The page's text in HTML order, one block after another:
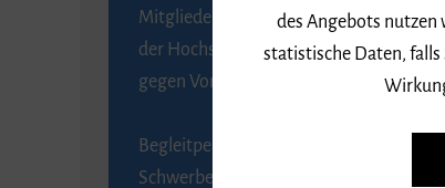
Mitglieder der Gesellschaft zur
der Hochschule für Musik Freiburg e. V.
gegen Vorlage des Mitgliedsausweises.
Begleitpersonen von Menschen mit
Schwerbehinderung, die das Merkzeichen
des Angebots
statistische Daten,